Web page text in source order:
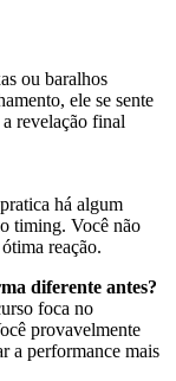
ou baralhos
ele se sente
revelação final
há algum
timing. Você não
reação.
diferente antes?
foca no
provavelmente
a performance mais